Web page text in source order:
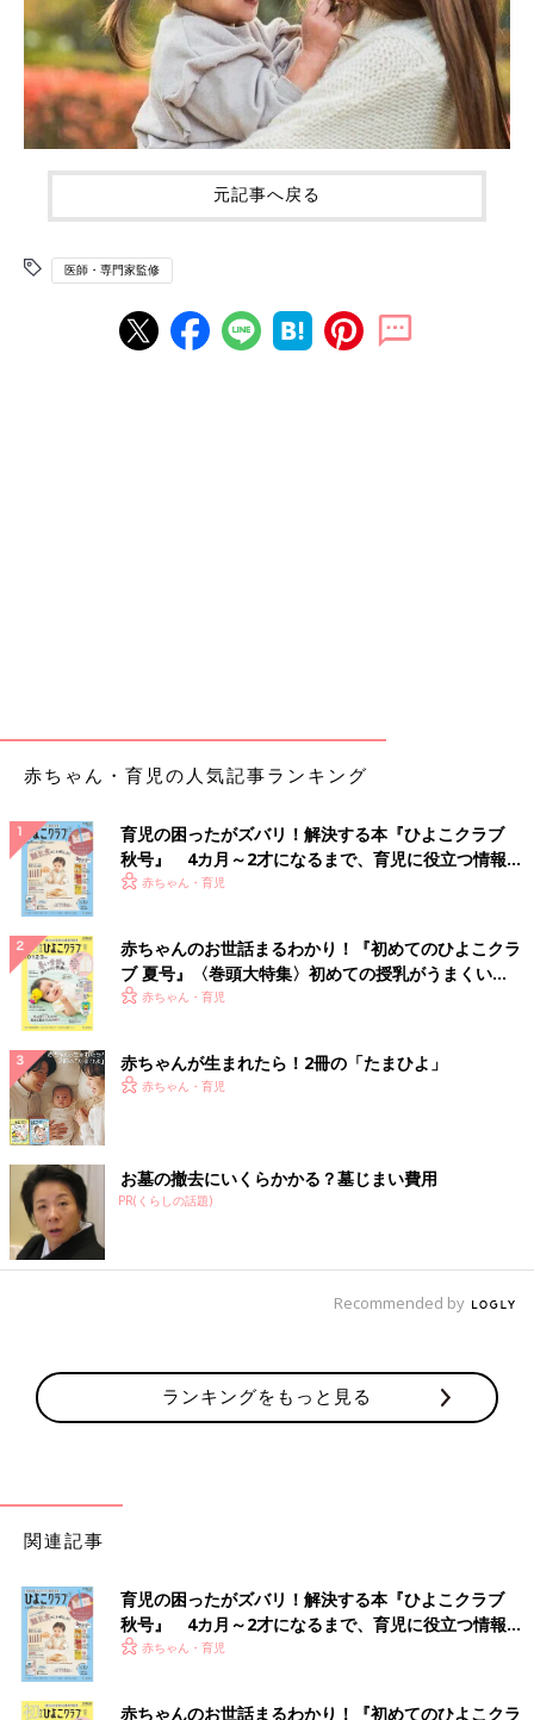
元記事へ戻る
医師・専門家監修
赤ちゃん・育児の人気記事ランキング
育児の困ったがズバリ！解決する本『ひよこクラブ
秋号』 4カ月～2才になるまで、育児に役立つ情報が
いっぱい！
赤ちゃん・育児
赤ちゃんのお世話まるわかり！『初めてのひよこクラ
ブ 夏号』〈巻頭大特集〉初めての授乳がうまくい
く！ おっぱい・ミルクの基本と夏のトラブル 解決テ
赤ちゃん・育児
赤ちゃんが生まれたら！2冊の「たまひよ」
赤ちゃん・育児
お墓の撤去にいくらかかる？墓じまい費用
PR(くらしの話題)
Recommended by
ランキングをもっと見る
関連記事
育児の困ったがズバリ！解決する本『ひよこクラブ
秋号』 4カ月～2才になるまで、育児に役立つ情報が
いっぱい！
赤ちゃん・育児
赤ちゃんのお世話まるわかり！『初めてのひよこクラ